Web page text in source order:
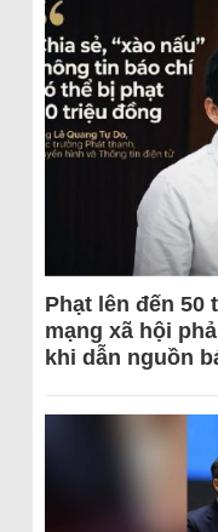
Phạt lên đến
mạng xã hội
khi dẫn nguồn